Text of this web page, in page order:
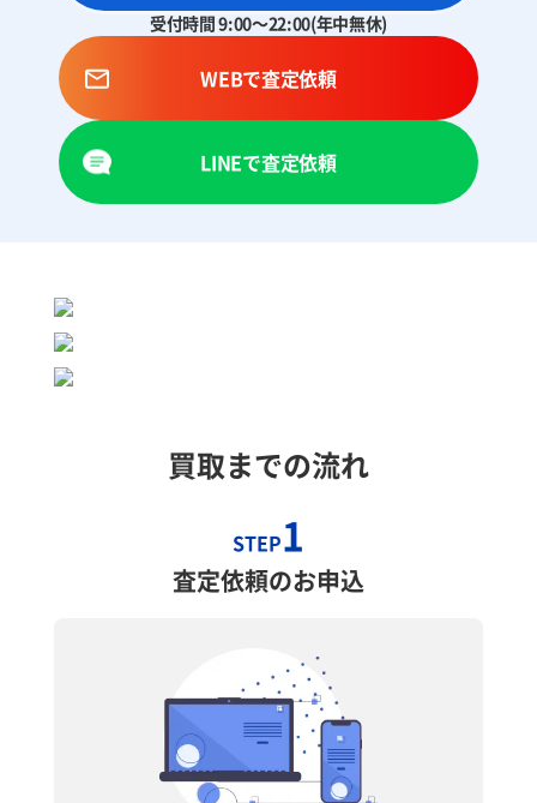
受付時間 9:00～22:00(年中無休)
WEBで査定依頼
LINEで査定依頼
買取までの流れ
STEP1
査定依頼のお申込